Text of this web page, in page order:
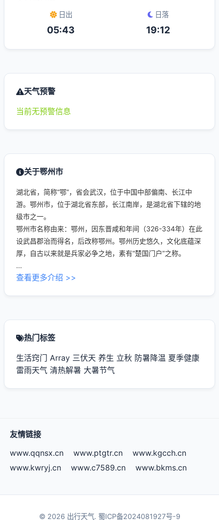
日出
05:43
日落
19:12
天气预警
当前无预警信息
关于鄂州市
湖北省，简称“鄂”，省会武汉，位于中国中部偏南、长江中
游。鄂州市，位于湖北省东部，长江南岸，是湖北省下辖的地
级市之一。
鄂州市名称由来：鄂州，因东晋咸和年间（326-334年）在此
设武昌郡治而得名，后改称鄂州。鄂州历史悠久，文化底蕴深
厚，自古以来就是兵家必争之地，素有“楚国门户”之称。
...
查看更多介绍 >>
热门标签
生活窍门 Array 三伏天 养生 立秋 防暑降温 夏季健康
雷雨天气 清热解暑 大暑节气
友情链接
www.qqnsx.cn
www.ptgtr.cn
www.kgcch.cn
www.kwryj.cn
www.c7589.cn www.bkms.cn
© 2026 出行天气. 蜀ICP备2024081927号-9